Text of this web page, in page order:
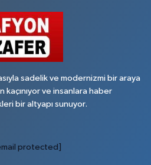
sadelik ve modernizmi bir araya
ve insanlara haber
bir altyapı sunuyor.
protected]